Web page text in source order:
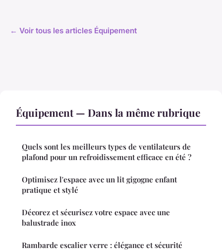
← Voir tous les articles Équipement
Équipement — Dans la même rubrique
Quels sont les meilleurs types de ventilateurs de
plafond pour un refroidissement efficace en été ?
Optimisez l'espace avec un lit gigogne enfant
pratique et stylé
Décorez et sécurisez votre espace avec une
balustrade inox
Rambarde escalier verre : élégance et sécurité